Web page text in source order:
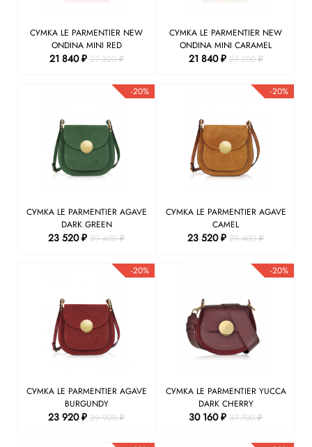
СУМКА LE PARMENTIER NEW
ONDINA MINI RED
21 840 ₽27 300 ₽
СУМКА LE PARMENTIER NEW
ONDINA MINI CARAMEL
21 840 ₽27 300 ₽
-20%
СУМКА LE PARMENTIER AGAVE
DARK GREEN
23 520 ₽ 29 400 ₽
-20%
СУМКА LE PARMENTIER AGAVE
CAMEL
23 520 ₽ 29 400 ₽
-20%
СУМКА LE PARMENTIER AGAVE
BURGUNDY
23 920 ₽ 29 900 ₽
-20%
СУМКА LE PARMENTIER YUCCA
DARK CHERRY
30 160 ₽ 37 700 ₽